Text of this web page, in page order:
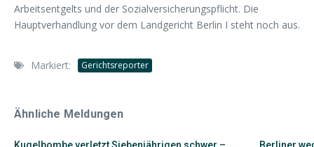
Arbeitsentgelts und der Sozialversicherungspflicht. Die
Hauptverhandlung vor dem Landgericht Berlin I steht noch aus.
Markiert: Gerichtsreporter
Ähnliche Meldungen